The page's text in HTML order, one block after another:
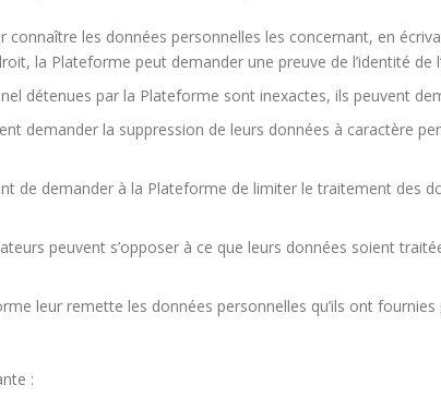
connaître les données personnelles les concernant, en
la Plateforme peut demander une preuve de l’identité de
détenues par la Plateforme sont inexactes, ils peuvent
demander la suppression de leurs données à caractère
de demander à la Plateforme de limiter le traitement des
peuvent s’opposer à ce que leurs données soient
leur remette les données personnelles qu’ils ont
: